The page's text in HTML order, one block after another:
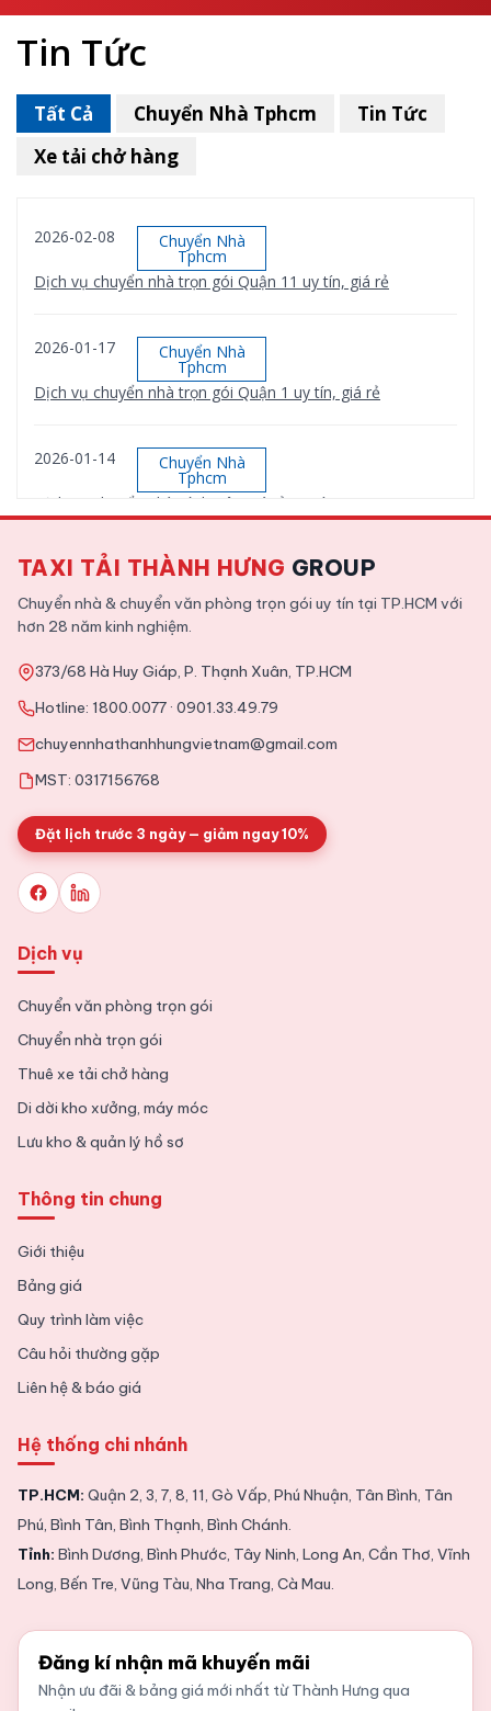
Tin Tức
Tất Cả
2026-02-08 Chuyển Nhà
Tphcm
Dịch vụ chuyển nhà trọn gói Quận 11 uy tín, giá rẻ
2026-01-17 Chuyển Nhà
Tphcm
Dịch vụ chuyển nhà trọn gói Quận 1 uy tín, giá rẻ
2026-01-14 Chuyển Nhà
Tphcm
Dịch vụ chuyển nhà Bình Tân giá rẻ, uy tín
2026-01-12 Chuyển Nhà
Dịch vụ chuyển nhà trọn gói Quận 9 uy tín, giá rẻ
2025-11-09
Tin Tức
Tổng hợp kinh nghiệm chuyển văn phòng chi tiết từ A tới Z
Chuyển Nhà Tphcm
Tin Tức
Xe tải chở hàng
TAXI TẢI THÀNH HƯNG GROUP
Chuyển nhà & chuyển văn phòng trọn gói uy tín tại TP.HCM với
hơn 28 năm kinh nghiệm.
373/68 Hà Huy Giáp, P. Thạnh Xuân, TP.HCM
Hotline: 1800.0077 · 0901.33.49.79
chuyennhathanhhungvietnam@gmail.com
MST: 0317156768
Đặt lịch trước 3 ngày — giảm ngay 10%
Dịch vụ
Chuyển văn phòng trọn gói
Chuyển nhà trọn gói
Thuê xe tải chở hàng
Di dời kho xưởng, máy móc
Lưu kho & quản lý hồ sơ
Thông tin chung
Giới thiệu
Bảng giá
Quy trình làm việc
Câu hỏi thường gặp
Liên hệ & báo giá
Hệ thống chi nhánh
TP.HCM: Quận 2, 3, 7, 8, 11, Gò Vấp, Phú Nhuận, Tân Bình, Tân
Phú, Bình Tân, Bình Thạnh, Bình Chánh.
Tỉnh: Bình Dương, Bình Phước, Tây Ninh, Long An, Cần Thơ, Vĩnh
Long, Bến Tre, Vũng Tàu, Nha Trang, Cà Mau.
Đăng kí nhận mã khuyến mãi
Nhận ưu đãi & bảng giá mới nhất từ Thành Hưng qua